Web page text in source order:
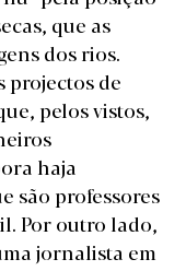
que as
dos rios.
projectos de
pelos vistos,
haja
são professores
Por outro lado,
jornalista em